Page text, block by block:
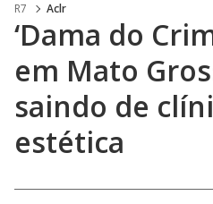
R7 Aclr
‘Dama do
em Mato
saindo de
estética